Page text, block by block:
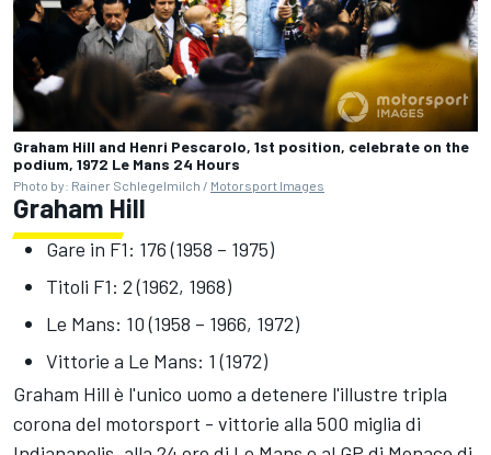
Graham Hill and Henri Pescarolo, 1st position, celebrate on the
podium, 1972 Le Mans 24 Hours
Photo by: Rainer Schlegelmilch / Motorsport Images
Graham Hill
Gare in F1: 176 (1958 – 1975)
Titoli F1: 2 (1962, 1968)
Le Mans: 10 (1958 – 1966, 1972)
Vittorie a Le Mans: 1 (1972)
Graham Hill è l'unico uomo a detenere l'illustre tripla
corona del motorsport - vittorie alla 500 miglia di